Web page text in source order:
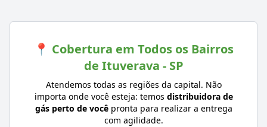
📍 Cobertura em Todos os Bairros
de Ituverava - SP
Atendemos todas as regiões da capital. Não
importa onde você esteja: temos distribuidora de
gás perto de vocêpronta para realizar a entrega
com agilidade.